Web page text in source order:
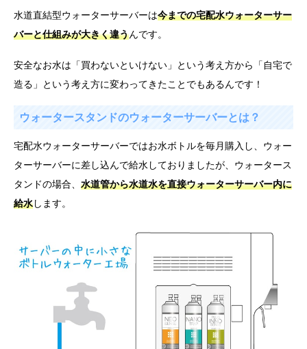
水道直結型ウォーターサーバーは今までの宅配水ウォーターサー
バーと仕組みが大きく違うんです。
安全なお水は「買わないといけない」という考え方から「自宅で
造る」という考え方に変わってきたことでもあるんです！
ウォータースタンドのウォーターサーバーとは？
宅配水ウォーターサーバーではお水ボトルを毎月購入し、ウォー
ターサーバーに差し込んで給水しておりましたが、ウォータース
タンドの場合、 水道管から水道水を直接ウォーターサーバー内に
給水します。